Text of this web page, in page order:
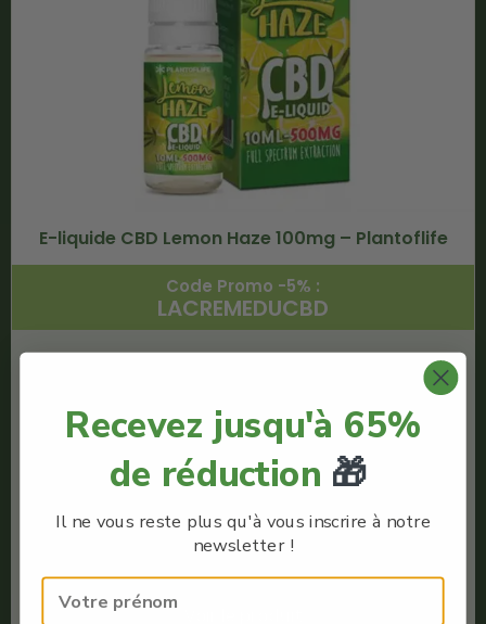
E-liquide CBD Lemon Haze 100mg – Plantoflife
Code Promo -5% :
LACREMEDUCBD
€9.03
€
Plantoflife
E-liquide Full Spectrum
Meilleur e-liquide CBD
Full Spectrum
Recevez jusqu'à 65%
de réduction 🎁
Il ne vous reste plus qu'à vous inscrire à notre
newsletter !